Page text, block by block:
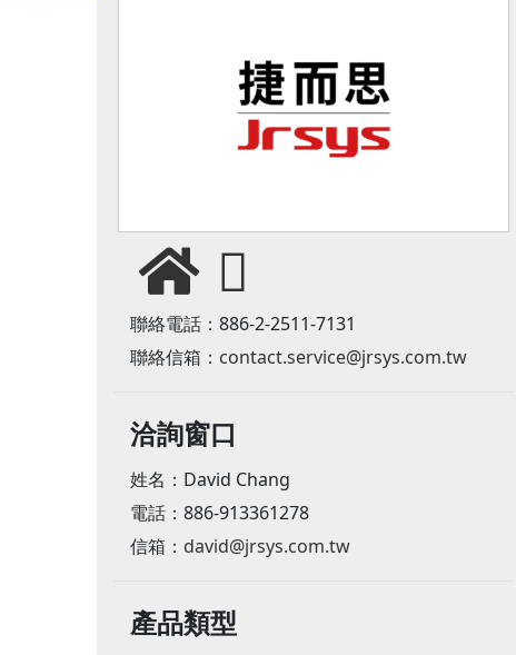
聯絡電話：886-2-2511-7131
聯絡信箱： contact.service@jrsys.com.tw
洽詢窗口
姓名：David Chang
電話：886-913361278
信箱： david@jrsys.com.tw
產品類型